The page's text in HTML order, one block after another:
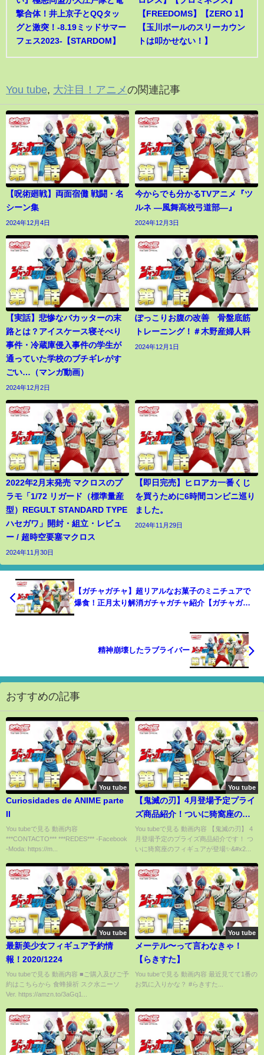
撃合体！井上京子とQQタッ
グと激突！-8.19ミッドサマー
フェス2023-【STARDOM】
【FREEDOMS】【ZERO 1】
【玉川ボールのスリーカウン
トは叩かせない！】
You tube, 大注目！アニメの関連記事
【呪術廻戦】両面宿儺 戦闘・名
シーン集
2024年12月4日
今からでも分かるTVアニメ『ツ
ルネ ―風舞高校弓道部―』
2024年12月3日
【実話】悲惨なバカッターの末
路とは？アイスケース寝そべり
事件・冷蔵庫侵入事件の学生が
通っていた学校のブチギレがす
ごい…（マンガ動画）
2024年12月2日
ぽっこりお腹の改善 骨盤底筋
トレーニング！＃木野産婦人科
2024年12月1日
2022年2月末発売 マクロスのプ
ラモ「1/72 リガード（標準量産
型）REGULT STANDARD TYPE
ハセガワ」開封・組立・レビュ
ー / 超時空要塞マクロス
2024年11月30日
【即日完売】ヒロアカ一番くじ
を買うために6時間コンビニ巡り
ました。
2024年11月29日
【ガチャガチャ】超リアルなお菓子のミニチュアで
爆食！正月太り解消ガチャガチャ紹介【ガチャガチ
精神崩壊したラブライバー
おすすめの記事
You tube
Curiosidades de ANIME parte
II
You tubeで見る 動画内容
***CONTACTO*** ***REDES*** -Facebook
-Moda: https://m...
You tube
【鬼滅の刃】4月登場予定プライ
ズ商品紹介！ついに猗窩座のフ
ィギュアが登場✨✨かっこよすぎ
る！ともぬいが更に可愛くなる
アイテムも登場！？
You tubeで見る 動画内容 【鬼滅の刃】 4
月登場予定のプライズ商品紹介です！ つ
いに猗窩座のフィギュアが登場✨&#x2...
You tube
最新美少女フィギュア予約情
報！2020/1224
You tubeで見る 動画内容 ■ご購入及びご予
約はこちらから 食蜂操祈 スク水ニーソ
Ver. https://amzn.to/3aGq1...
You tube
メーテル〜って言わなきゃ！
【らきすた】
You tubeで見る 動画内容 最近見てて1番の
お気に入りかな？ #らきすた...